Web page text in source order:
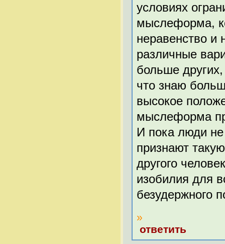
условиях
мыслеформа,
неравенство и
различные
больше
что знаю
высокое
мыслеформа
И пока люди
признают
другого
изобилия для
безудержного
»
ответить